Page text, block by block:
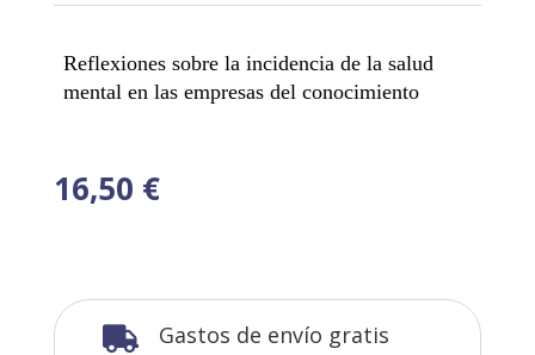
Reflexiones sobre la incidencia de la salud
mental en las empresas del conocimiento
16,50 €
 Gastos de envío gratis